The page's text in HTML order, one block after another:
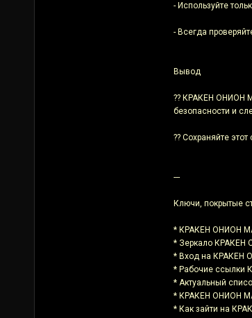
- Используйте
- Всегда
Вывод
?? КРАКЕН ОНИОН
безопасности и
?? Сохраняйте
---
Ключи, покрытые
* КРАКЕН ОНИОН
* Зеркало
* Вход на КРАКЕН
* Рабочие
* Актуальный
* КРАКЕН ОНИОН
* Как зайти на